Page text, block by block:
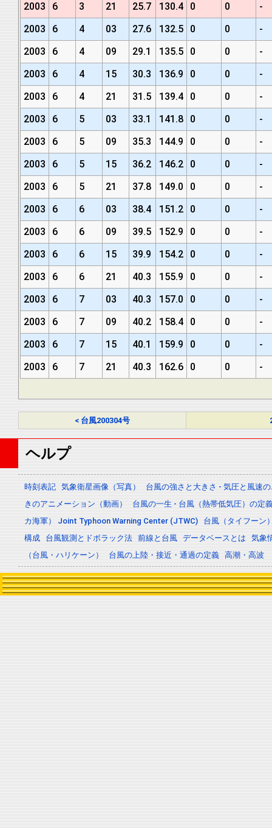
2003
6 3 21 25.7 130.4 0 0
-
2003
6 4 03 27.6 132.5 0 0
-
2003
6 4 09 29.1 135.5 0 0
-
2003
6 4 15 30.3 136.9 0 0
-
2003
6 4 21 31.5 139.4 0 0
-
2003
6 5 03 33.1 141.8 0 0
-
2003
6 5 09 35.3 144.9 0 0
-
2003
6 5 15 36.2 146.2 0 0
-
2003
6 5 21 37.8 149.0 0 0
-
2003
6 6 03 38.4 151.2 0 0
-
2003
6 6 09 39.5 152.9 0 0
-
2003
6 6 15 39.9 154.2 0 0
-
2003
6 6 21 40.3 155.9 0 0
-
2003
6 7 03 40.3 157.0 0 0
-
2003
6 7 09 40.2 158.4 0 0
-
2003
6 7 15 40.1 159.9 0 0
-
2003
6 7 21 40.3 162.6 0 0 -
< 台風200304号
ヘルプ
時刻表記 気象衛星画像（写真）
台風の強さと大きさ - 気圧と風速
きのアニメーション（動画）
台風の一生 - 台風（熱帯低気圧）の定
カ海軍） Joint Typhoon Warning Center (JTWC)
台風（タイフーン
構成
台風観測とドボラック法 前線と台風 データベースとは
気象
（台風・ハリケーン）
台風の上陸・接近・通過の定義 高潮・高波